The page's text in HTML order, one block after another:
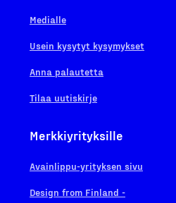
Medialle
Usein kysytyt kysymykset
Anna palautetta
Tilaa uutiskirje
Merkkiyrityksille
Avainlippu-yrityksen sivu
Design from Finland -